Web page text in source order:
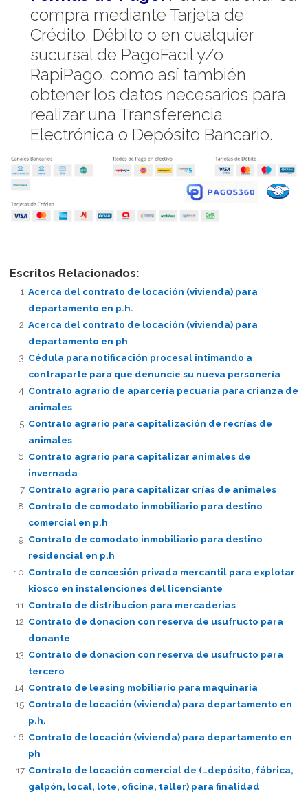
compra mediante Tarjeta de
Crédito, Débito o en cualquier
sucursal de PagoFacil y/o
RapiPago, como así también
obtener los datos necesarios para
realizar una Transferencia
Electrónica o Depósito Bancario.
Escritos Relacionados:
Acerca del contrato de locación (vivienda) para
departamento en p.h.
Acerca del contrato de locación (vivienda) para
departamento en ph
Cédula para notificación procesal intimando a
contraparte para que denuncie su nueva personería
Contrato agrario de aparcería pecuaria para crianza de
animales
Contrato agrario para capitalización de recrías de
animales
Contrato agrario para capitalizar animales de
invernada
Contrato agrario para capitalizar crías de animales
Contrato de comodato inmobiliario para destino
comercial en p.h
Contrato de comodato inmobiliario para destino
residencial en p.h
Contrato de concesión privada mercantil para explotar
kiosco en instalenciones del licenciante
Contrato de distribucion para mercaderias
Contrato de donacion con reserva de usufructo para
donante
Contrato de donacion con reserva de usufructo para
tercero
Contrato de leasing mobiliario para maquinaria
Contrato de locación (vivienda) para departamento en
p.h.
Contrato de locación (vivienda) para departamento en
ph
Contrato de locación comercial de (…depósito, fábrica,
galpón, local, lote, oficina, taller) para finalidad